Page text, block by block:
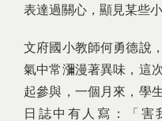
表達過關心，顯見某些
文府國小教師何勇德說
氣中常瀰漫著異味，這
起參與，一個月來，學
日誌中有人寫：「害